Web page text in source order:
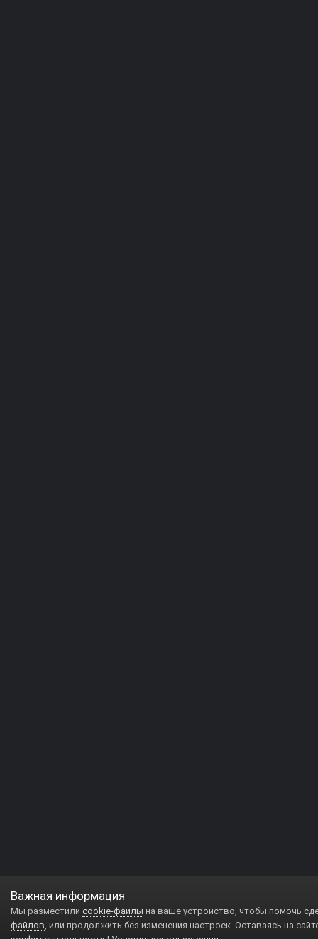
Важная информация
Мы разместили cookie-файлы на ваше устройство, чтобы помочь
файлов, или продолжить без изменения настроек. Оставаясь на